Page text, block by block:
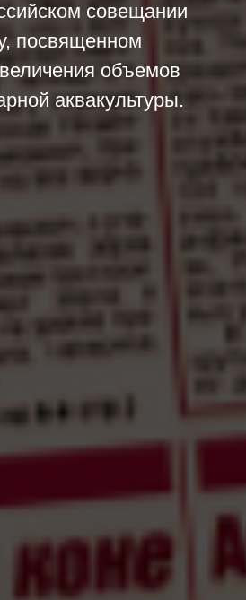
совещании
посвященном
объемов
аквакультуры.